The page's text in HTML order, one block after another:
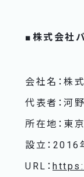
■ 株式会社
会社名：株
代表者：河
所在地：東
設立：2016
URL：